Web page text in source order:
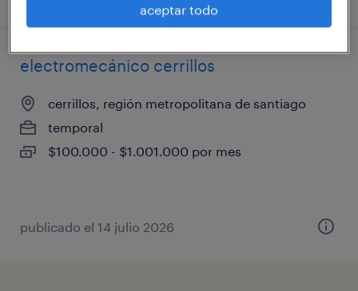
electromecánico cerrillos
cerrillos, región metropolitana de santiago
temporal
$100.000 - $1.001.000 por mes
publicado el 14 julio 2026
aceptar todo